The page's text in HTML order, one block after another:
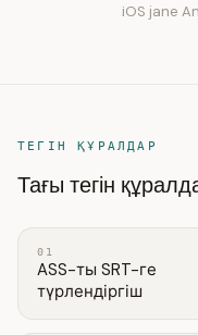
iOS jane
ТЕГІН ҚҰРАЛДАР
Тағы тегін
01
ASS-ты SRT-ге
түрлендіргіш